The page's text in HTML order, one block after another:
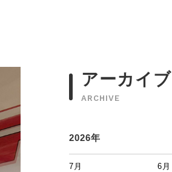
アーカイブ
ARCHIVE
2026年
7月 6月